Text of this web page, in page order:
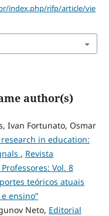
index.php/rifp/article/vie
author(s)
Ivan Fortunato, Osmar
research in education:
, Revista
Vol. 8
teóricos atuais
ensino”
Neto, Editorial